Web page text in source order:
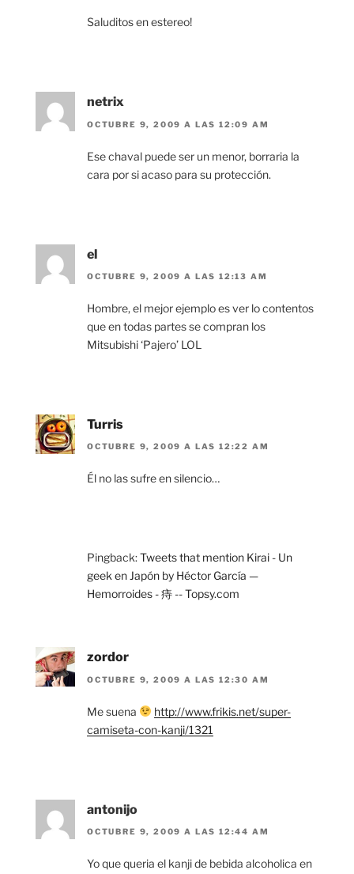
Saluditos en estereo!
netrix
OCTUBRE 9, 2009 A LAS 12:09 AM
Ese chaval puede ser un menor, borraria la
cara por si acaso para su protección.
el
OCTUBRE 9, 2009 A LAS 12:13 AM
Hombre, el mejor ejemplo es ver lo contentos
que en todas partes se compran los
Mitsubishi ‘Pajero’ LOL
Turris
OCTUBRE 9, 2009 A LAS 12:22 AM
Él no las sufre en silencio…
Pingback:Tweets that mention Kirai - Un
geek en Japón by Héctor García —
Hemorroides - 痔 -- Topsy.com
zordor
OCTUBRE 9, 2009 A LAS 12:30 AM
Me suena
http://www.frikis.net/super-
camiseta-con-kanji/1321
antonijo
OCTUBRE 9, 2009 A LAS 12:44 AM
Yo que queria el kanji de bebida alcoholica en